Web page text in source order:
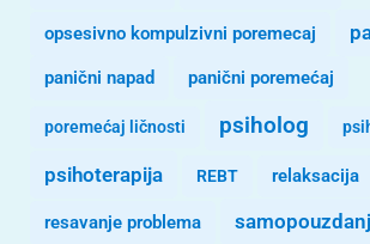
opsesivno kompulzivni poremecaj
panični napad panični poremećaj
poremećaj ličnosti psiholog
psihoterapija REBT relaksacija
resavanje problema